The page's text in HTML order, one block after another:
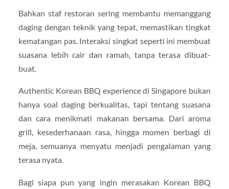
Bahkan staf restoran sering membantu memanggang
daging dengan teknik yang tepat, memastikan tingkat
kematangan pas. Interaksi singkat seperti ini membuat
suasana lebih cair dan ramah, tanpa terasa dibuat-
buat.
Authentic Korean BBQ experience di Singapore bukan
hanya soal daging berkualitas, tapi tentang suasana
dan cara menikmati makanan bersama. Dari aroma
grill, kesederhanaan rasa, hingga momen berbagi di
meja, semuanya menyatu menjadi pengalaman yang
terasa nyata.
Bagi siapa pun yang ingin merasakan Korean BBQ